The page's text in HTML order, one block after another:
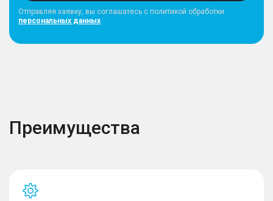
Отправляя заявку, вы соглашатесь с политикой обработки
персональных данных
Преимущества